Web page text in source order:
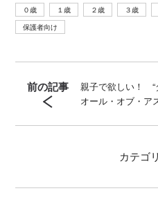
０歳 １歳 ２歳 ３歳
保護者向け
前の記事
親子で欲しい！ “
オール・オブ・ア
カテゴリ